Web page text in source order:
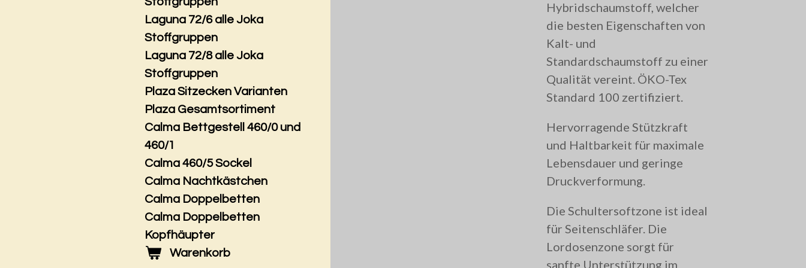
Hybridschaumstoff, welcher
die besten Eigenschaften von
Kalt- und
Standardschaumstoff zu einer
Qualität vereint. ÖKO-Tex
Standard 100 zertifiziert.
Hervorragende Stützkraft
und Haltbarkeit für maximale
Lebensdauer und geringe
Druckverformung.
Die Schultersoftzone ist ideal
für Seitenschläfer. Die
Lordosenzone sorgt für
sanfte Unterstützung im
Laguna 72/6 alle Joka
Stoffgruppen
Laguna 72/8 alle Joka
Stoffgruppen
Plaza Sitzecken Varianten
Plaza Gesamtsortiment
Calma Bettgestell 460/0 und
460/1
Calma 460/5 Sockel
Calma Nachtkästchen
Calma Doppelbetten
Calma Doppelbetten
Kopfhäupter
Warenkorb